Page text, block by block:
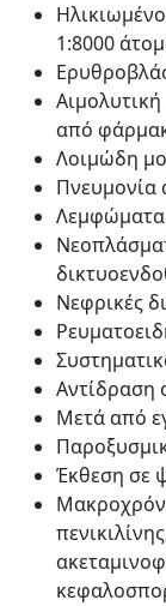
1:8000
από
Λοιμώδη
Νεφρικές
Αντίδραση
Μετά από
Έκθεση σε